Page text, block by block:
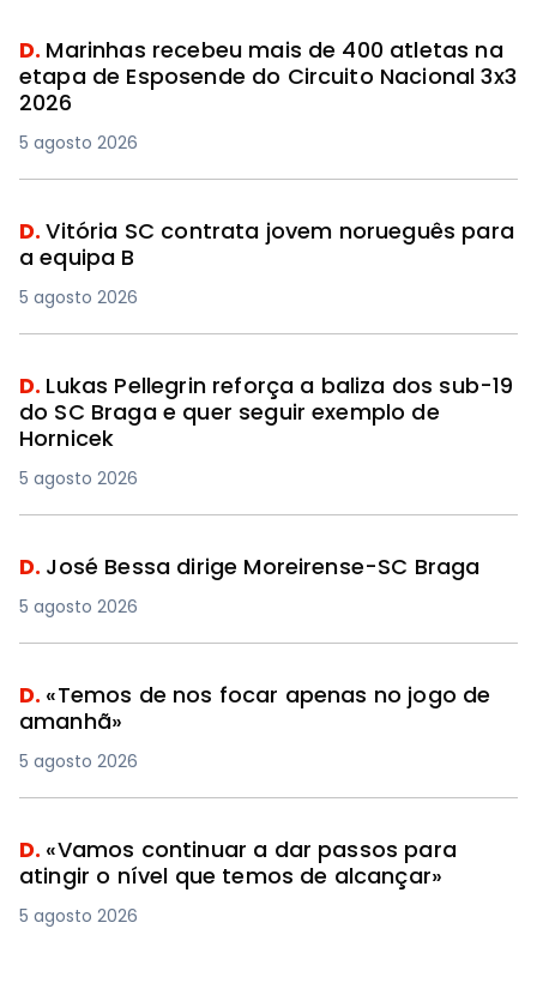
D. Marinhas recebeu mais de 400 atletas na
etapa de Esposende do Circuito Nacional 3x3
2026
5 agosto 2026
D.Vitória SC contrata jovem norueguês para
a equipa B
5 agosto 2026
D. Lukas Pellegrin reforça a baliza dos sub-19
do SC Braga e quer seguir exemplo de
Hornicek
5 agosto 2026
D. José Bessa dirige Moreirense-SC Braga
5 agosto 2026
D. «Temos de nos focar apenas no jogo de
amanhã»
5 agosto 2026
D. «Vamos continuar a dar passos para
atingir o nível que temos de alcançar»
5 agosto 2026